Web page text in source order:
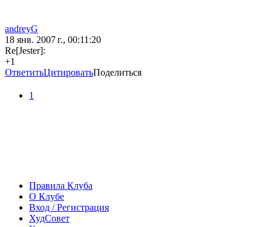
andreyG
18 янв. 2007 г., 00:11:20
Re[Jester]:
+1
ОтветитьЦитироватьПоделиться
1
Правила Клуба
О Клубе
Вход / Регистрация
ХудСовет